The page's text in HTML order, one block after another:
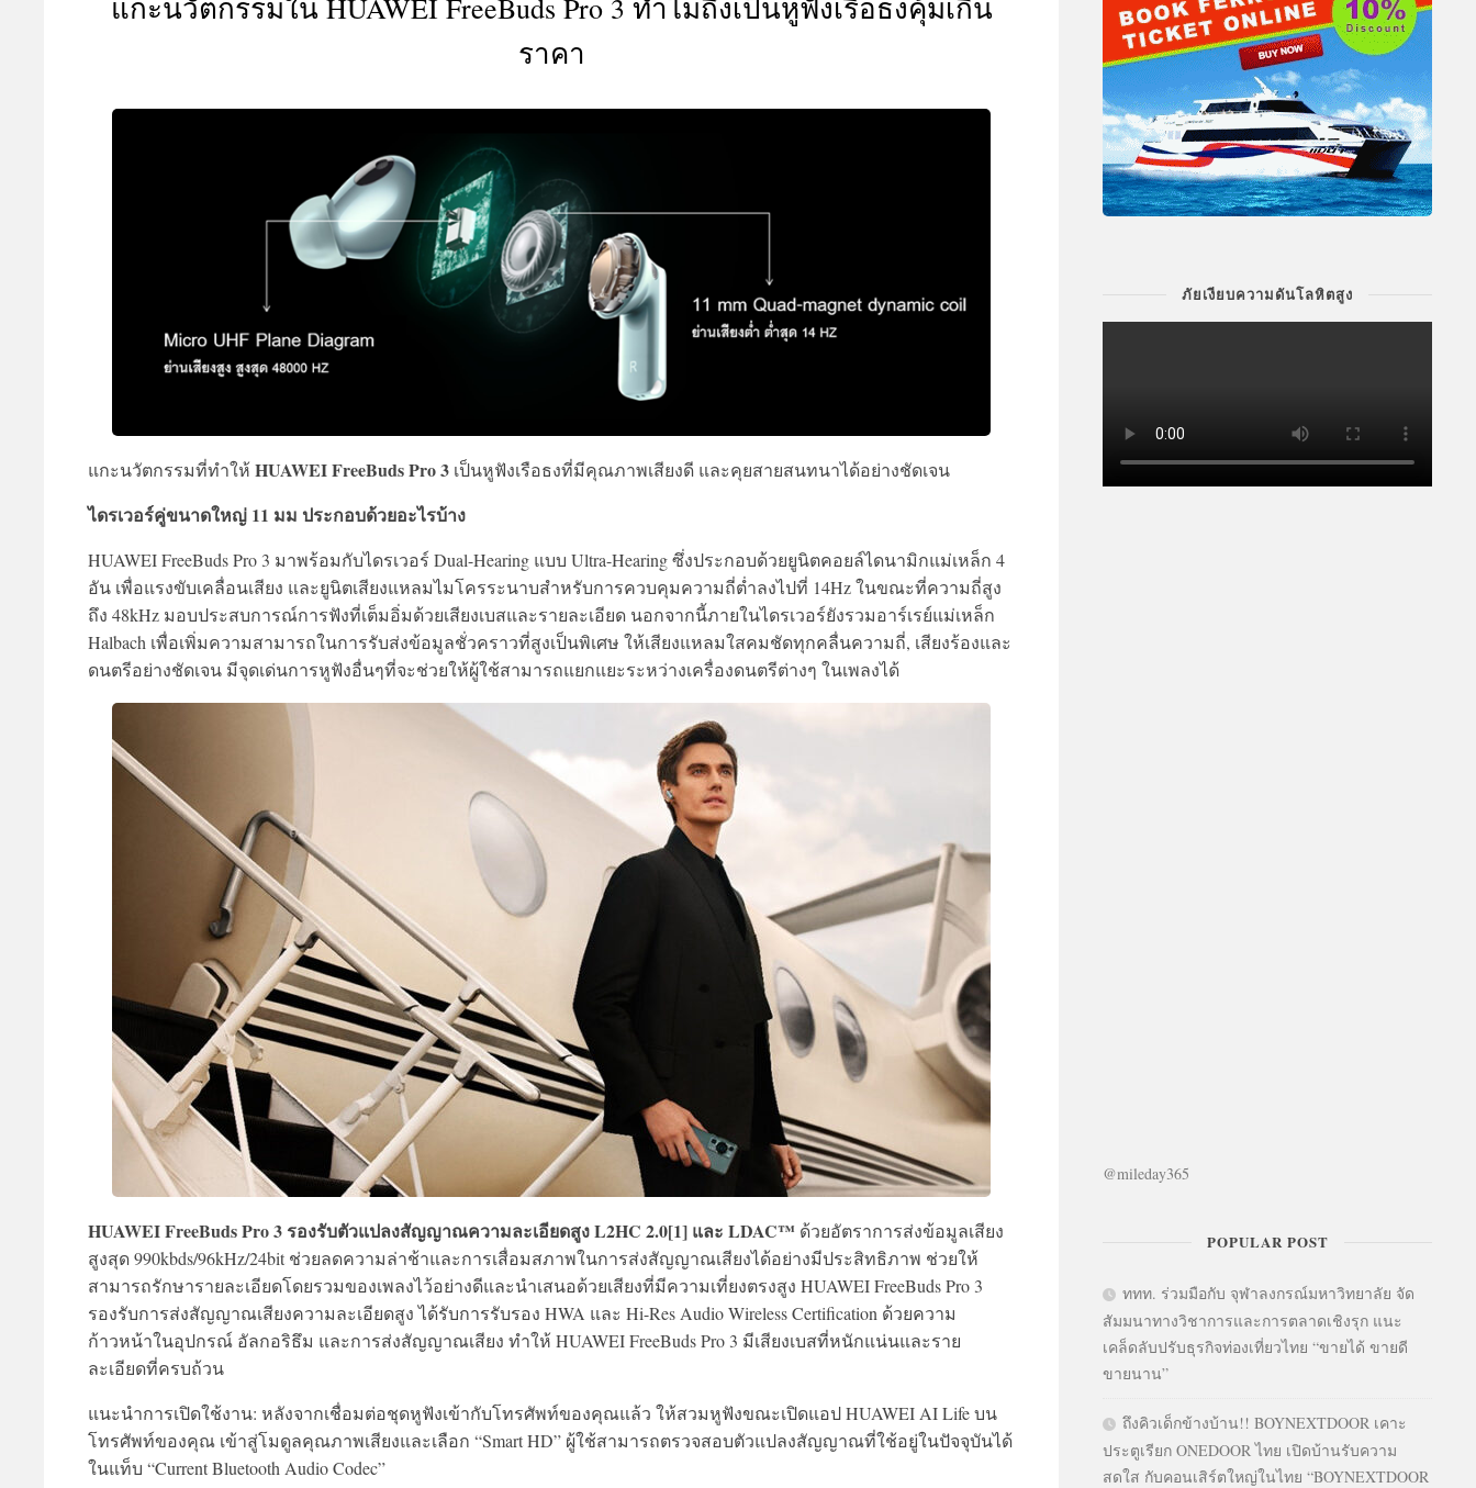
แกะนวัตกรรมใน HUAWEI FreeBuds Pro 3 ทำไมถึงเป็นหูฟังเรือธงคุ้มเกิน
ราคา
แกะนวัตกรรมที่ทำให้HUAWEI FreeBuds Pro 3 เป็นหูฟังเรือธงที่มีคุณภาพเสียงดี และคุยสายสนทนาได้อย่างชัดเจน
ไดรเวอร์คู่ขนาดใหญ่ 11 มม ประกอบด้วยอะไรบ้าง
HUAWEI FreeBuds Pro 3 มาพร้อมกับไดรเวอร์ Dual-Hearing แบบ Ultra-Hearing ซึ่งประกอบด้วยยูนิตคอยล์ไดนามิกแม่เหล็ก 4
อัน เพื่อแรงขับเคลื่อนเสียง และยูนิตเสียงแหลมไมโครระนาบสำหรับการควบคุมความถี่ต่ำลงไปที่ 14Hz ในขณะที่ความถี่สูง
ถึง 48kHz มอบประสบการณ์การฟังที่เต็มอิ่มด้วยเสียงเบสและรายละเอียด นอกจากนี้ภายในไดรเวอร์ยังรวมอาร์เรย์แม่เหล็ก
Halbach เพื่อเพิ่มความสามารถในการรับส่งข้อมูลชั่วคราวที่สูงเป็นพิเศษ ให้เสียงแหลมใสคมชัดทุกคลื่นความถี่, เสียงร้องและ
ดนตรีอย่างชัดเจน มีจุดเด่นการหูฟังอื่นๆที่จะช่วยให้ผู้ใช้สามารถแยกแยะระหว่างเครื่องดนตรีต่างๆ ในเพลงได้
HUAWEI FreeBuds Pro 3 รองรับตัวแปลงสัญญาณความละเอียดสูง L2HC 2.0[1] และ LDAC™ ด้วยอัตราการส่งข้อมูลเสียง
สูงสุด 990kbds/96kHz/24bit ช่วยลดความล่าช้าและการเสื่อมสภาพในการส่งสัญญาณเสียงได้อย่างมีประสิทธิภาพ ช่วยให้
สามารถรักษารายละเอียดโดยรวมของเพลงไว้อย่างดีและนำเสนอด้วยเสียงที่มีความเที่ยงตรงสูง HUAWEI FreeBuds Pro 3
รองรับการส่งสัญญาณเสียงความละเอียดสูง ได้รับการรับรอง HWA และ Hi-Res Audio Wireless Certification ด้วยความ
ก้าวหน้าในอุปกรณ์ อัลกอริธึม และการส่งสัญญาณเสียง ทำให้ HUAWEI FreeBuds Pro 3 มีเสียงเบสที่หนักแน่นและราย
ละเอียดที่ครบถ้วน
แนะนำการเปิดใช้งาน: หลังจากเชื่อมต่อชุดหูฟังเข้ากับโทรศัพท์ของคุณแล้ว ให้สวมหูฟังขณะเปิดแอป HUAWEI AI Life บน
โทรศัพท์ของคุณ เข้าสู่โมดูลคุณภาพเสียงและเลือก “Smart HD” ผู้ใช้สามารถตรวจสอบตัวแปลงสัญญาณที่ใช้อยู่ในปัจจุบันได้
ในแท็บ “Current Bluetooth Audio Codec”
ภัยเงียบความดันโลหิตสูง
@mileday365
POPULAR POST
ททท. ร่วมมือกับ จุฬาลงกรณ์มหาวิทยาลัย จัด
สัมมนาทางวิชาการและการตลาดเชิงรุก แนะ
เคล็ดลับปรับธุรกิจท่องเที่ยวไทย “ขายได้ ขายดี
ขายนาน”
ถึงคิวเด็กข้างบ้าน!! BOYNEXTDOOR เคาะ
ประตูเรียก ONEDOOR ไทย เปิดบ้านรับความ
สดใส กับคอนเสิร์ตใหญ่ในไทย “BOYNEXTDOOR